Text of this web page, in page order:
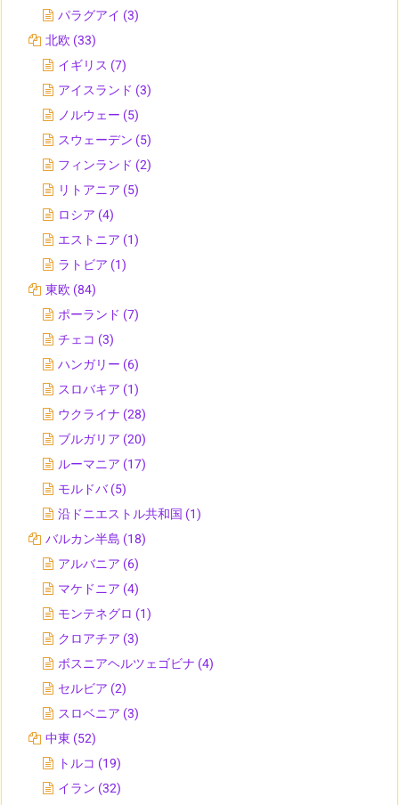
パラグアイ (3)
北欧 (33)
イギリス (7)
アイスランド (3)
ノルウェー (5)
スウェーデン (5)
フィンランド (2)
リトアニア (5)
ロシア (4)
エストニア (1)
ラトビア (1)
東欧 (84)
ポーランド (7)
チェコ (3)
ハンガリー (6)
スロバキア (1)
ウクライナ (28)
ブルガリア (20)
ルーマニア (17)
モルドバ(5)
沿ドニエストル共和国 (1)
バルカン半島 (18)
アルバニア (6)
マケドニア (4)
モンテネグロ (1)
クロアチア (3)
ボスニアヘルツェゴビナ (4)
セルビア (2)
スロベニア (3)
中東 (52)
トルコ (19)
イラン (32)